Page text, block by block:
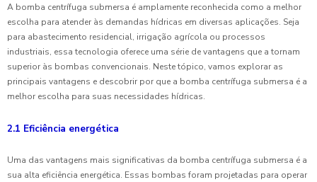
A bomba centrífuga submersa é amplamente reconhecida como a melhor
escolha para atender às demandas hídricas em diversas aplicações. Seja
para abastecimento residencial, irrigação agrícola ou processos
industriais, essa tecnologia oferece uma série de vantagens que a tornam
superior às bombas convencionais. Neste tópico, vamos explorar as
principais vantagens e descobrir por que a bomba centrífuga submersa é a
melhor escolha para suas necessidades hídricas.
2.1 Eficiência energética
Uma das vantagens mais significativas da bomba centrífuga submersa é a
sua alta eficiência energética. Essas bombas foram projetadas para operar